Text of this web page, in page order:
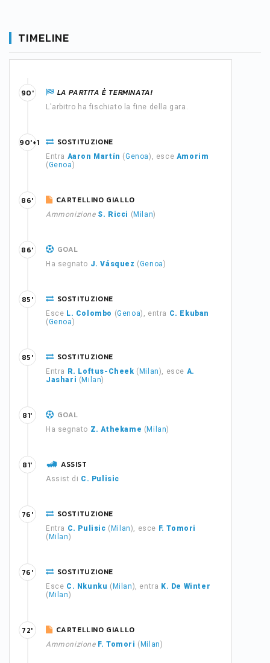
TIMELINE
LA PARTITA È TERMINATA!
L'arbitro ha fischiato la fine della gara.
90'
SOSTITUZIONE
Entra Aaron Martín (Genoa), esce Amorim
(Genoa)
90'+1
CARTELLINO GIALLO
Ammonizione S. Ricci ( Milan)
86'
GOAL
Ha segnato J. Vásquez (Genoa)
86'
SOSTITUZIONE
Esce L. Colombo (Genoa), entra C. Ekuban
(Genoa)
85'
SOSTITUZIONE
Entra R. Loftus-Cheek ( Milan), esce A.
Jashari ( Milan)
85'
GOAL
Ha segnato Z. Athekame ( Milan)
81'
ASSIST
Assist di C. Pulisic
81'
SOSTITUZIONE
Entra C. Pulisic ( Milan), esce F. Tomori
( Milan)
76'
SOSTITUZIONE
Esce C. Nkunku ( Milan), entra K. De Winter
( Milan)
76'
CARTELLINO GIALLO
Ammonizione F. Tomori ( Milan)
72'